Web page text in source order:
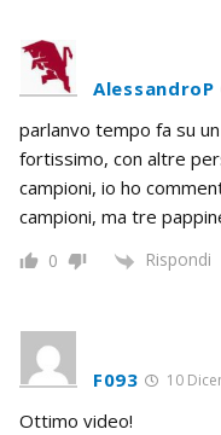
AlessandroP
parlanvo tempo fa su
fortissimo, con altre
campioni, io ho
campioni, ma tre
0 Rispondi
F093 10
Ottimo video!